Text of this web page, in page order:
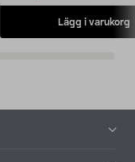
Lägg i varukorg